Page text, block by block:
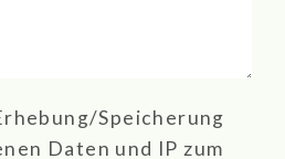
Speicherung
Daten und IP zum